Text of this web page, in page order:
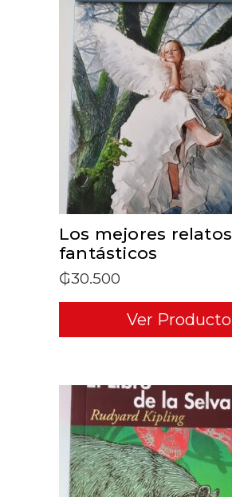
ADD TO CART
Los mejores relatos
fantásticos
₲30.500
Ver Producto